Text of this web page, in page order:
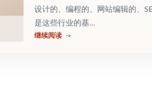
设计的、编程的、网站编辑的、
是这些行业的基...
继续阅读